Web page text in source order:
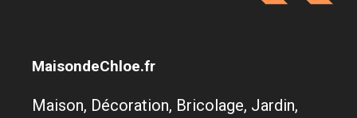
MaisondeChloe.fr
Maison, Décoration, Bricolage, Jardin,